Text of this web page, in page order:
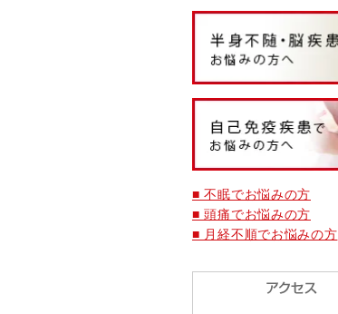
■ 不眠でお悩みの方
■ 頭痛でお悩みの方
■ 月経不順でお悩みの方